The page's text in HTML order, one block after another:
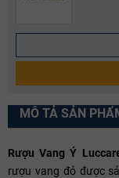
MÔ TẢ SẢN
Rượu Vang Ý
rượu vang đỏ được